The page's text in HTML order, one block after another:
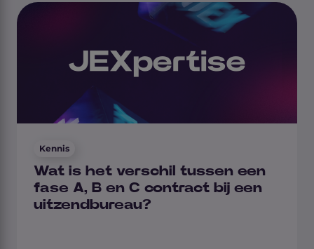
Kennis
Wat is het verschil tussen een
fase A, B en C contract bij een
uitzendbureau?